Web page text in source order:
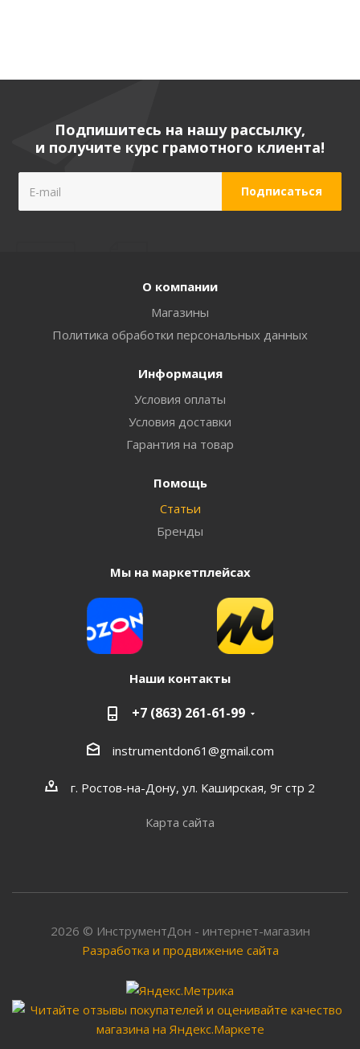
Подпишитесь на нашу рассылку,
и получите курс грамотного клиента!
О компании
Магазины
Политика обработки персональных данных
Информация
Условия оплаты
Условия доставки
Гарантия на товар
Помощь
Статьи
Бренды
Мы на маркетплейсах
Наши контакты
+7 (863) 261-61-99
instrumentdon61@gmail.com
г. Ростов-на-Дону, ул. Каширская, 9г стр 2
Карта сайта
2026 © ИнструментДон - интернет-магазин
Разработка и продвижение сайта